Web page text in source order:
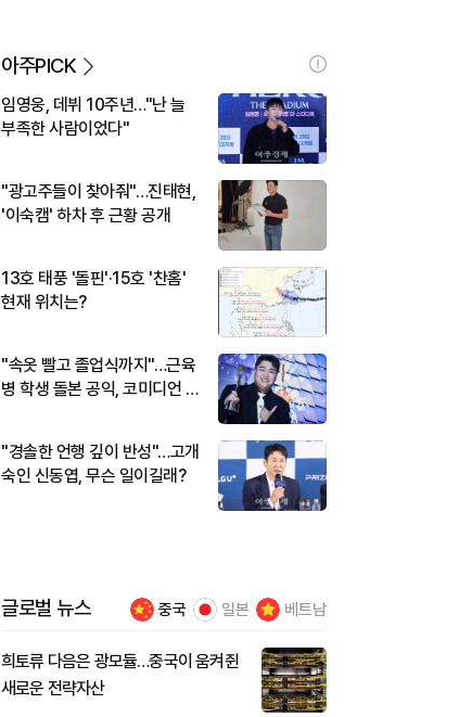
아주PICK
임영웅, 데뷔 10주년…"난 늘
부족한 사람이었다"
"광고주들이 찾아줘"…진태현,
'이숙캠' 하차 후 근황 공개
13호 태풍 '돌핀'·15호 '찬홈'
현재 위치는?
"속옷 빨고 졸업식까지"…근육
병 학생 돌본 공익, 코미디언 김
"경솔한 언행 깊이 반성"…고개
숙인 신동엽, 무슨 일이길래?
글로벌 뉴스 중국 일본 베트남
희토류 다음은 광모듈…중국이 움켜쥔
새로운 전략자산